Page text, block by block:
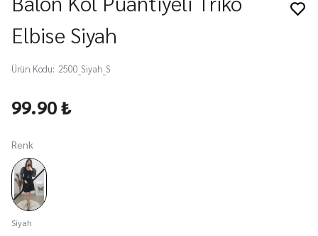
Elbise Siyah
Ürün Kodu: 2500_Siyah_S
99.90 ₺
Renk
Siyah